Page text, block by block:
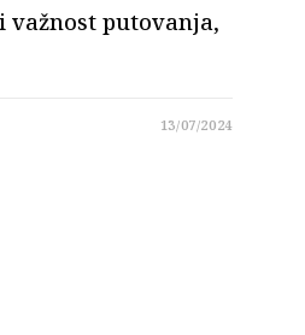
važnost putovanja,
13/07/2024